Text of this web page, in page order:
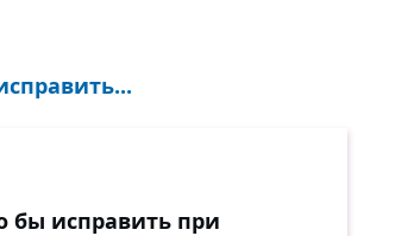
бы исправить при